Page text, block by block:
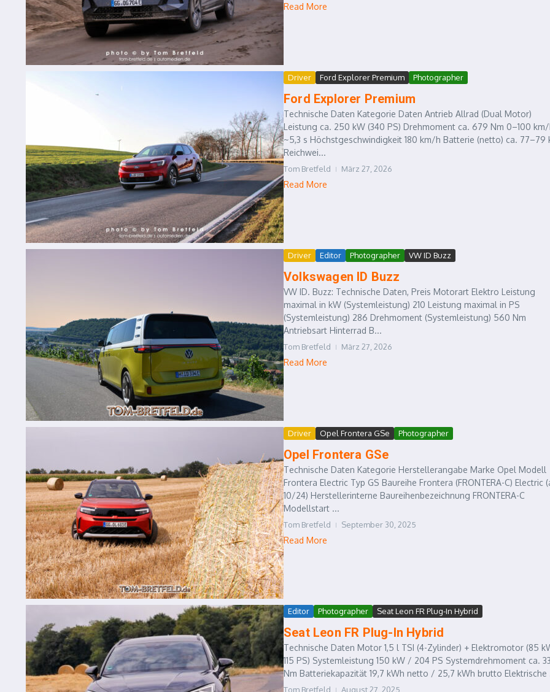
Read More
Driver Ford Explorer Premium Photographer
Ford Explorer Premium
Technische Daten Kategorie Daten Antrieb Allrad (Dual Motor)
Leistung ca. 250 kW (340 PS) Drehmoment ca. 679 Nm 0–100
~5,3 s Höchstgeschwindigkeit 180 km/h Batterie (netto) ca. 77–79
Reichwei...
Tom Bretfeld März 27, 2026
Read More
Driver Editor Photographer VW ID Buzz
Volkswagen ID Buzz
VW ID. Buzz: Technische Daten, Preis Motorart Elektro Leistung
maximal in kW (Systemleistung) 210 Leistung maximal in PS
(Systemleistung) 286 Drehmoment (Systemleistung) 560 Nm
Antriebsart Hinterrad B...
Tom Bretfeld März 27, 2026
Read More
Driver Opel Frontera GSe Photographer
Opel Frontera GSe
Technische Daten Kategorie Herstellerangabe Marke Opel Modell
Frontera Electric Typ GS Baureihe Frontera (FRONTERA-C) Electric
10/24) Herstellerinterne Baureihenbezeichnung FRONTERA-C
Modellstart ...
Tom Bretfeld September 30, 2025
Read More
Editor Photographer Seat Leon FR Plug-In Hybrid
Seat Leon FR Plug-In Hybrid
Technische Daten Motor 1,5 l TSI (4-Zylinder) + Elektromotor (85
115 PS) Systemleistung 150 kW / 204 PS Systemdrehmoment ca.
Nm Batteriekapazität 19,7 kWh netto / 25,7 kWh brutto Elektrische
Tom Bretfeld August 27, 2025